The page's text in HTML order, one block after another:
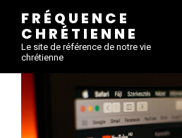
FRÉQUENCE
CHRÉTIENNE
Le site de référence de notre vie
chrétienne